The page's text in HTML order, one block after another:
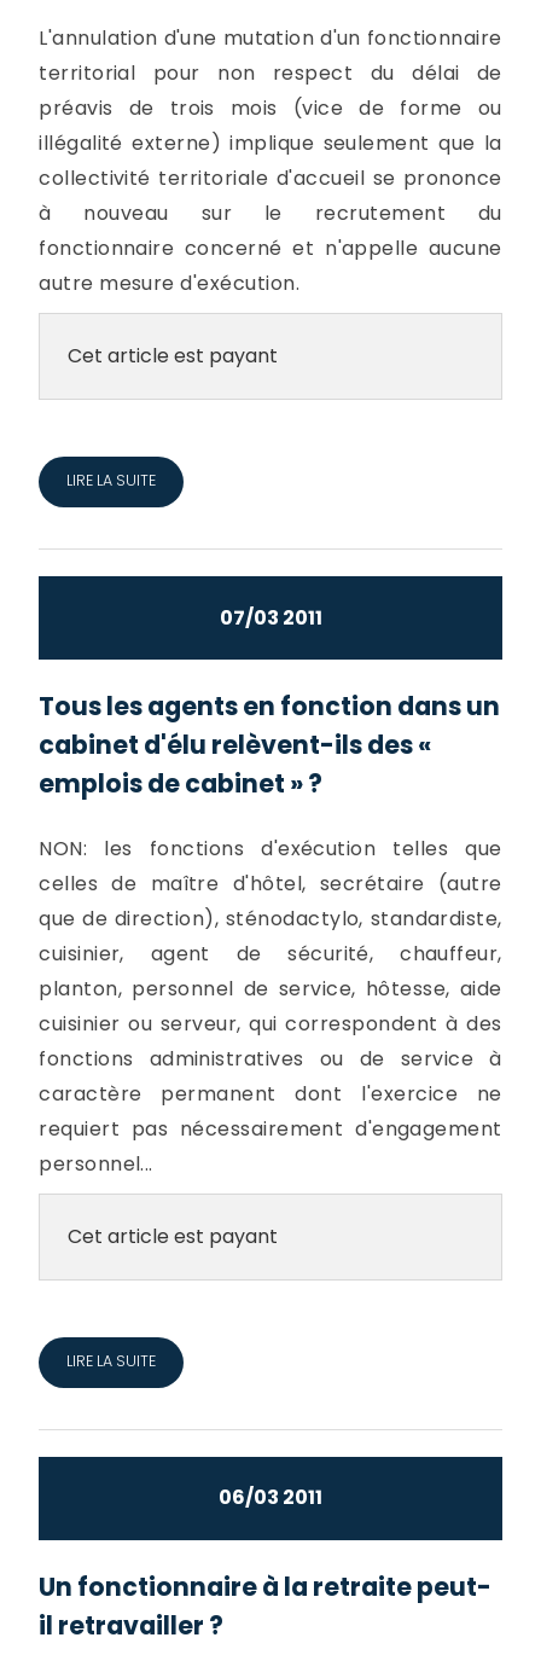
L'annulation d'une mutation d'un fonctionnaire
territorial pour non respect du délai de
préavis de trois mois (vice de forme ou
illégalité externe) implique seulement que la
collectivité territoriale d'accueil se prononce
à nouveau sur le recrutement du
fonctionnaire concerné et n'appelle aucune
autre mesure d'exécution.
Cet article est payant
LIRE LA SUITE
07/03 2011
Tous les agents en fonction dans un
cabinet d'élu relèvent-ils des «
emplois de cabinet » ?
NON: les fonctions d'exécution telles que
celles de maître d'hôtel, secrétaire (autre
que de direction), sténodactylo, standardiste,
cuisinier, agent de sécurité, chauffeur,
planton, personnel de service, hôtesse, aide
cuisinier ou serveur, qui correspondent à des
fonctions administratives ou de service à
caractère permanent dont l'exercice ne
requiert pas nécessairement d'engagement
personnel...
Cet article est payant
LIRE LA SUITE
06/03 2011
Un fonctionnaire à la retraite peut-
il retravailler ?